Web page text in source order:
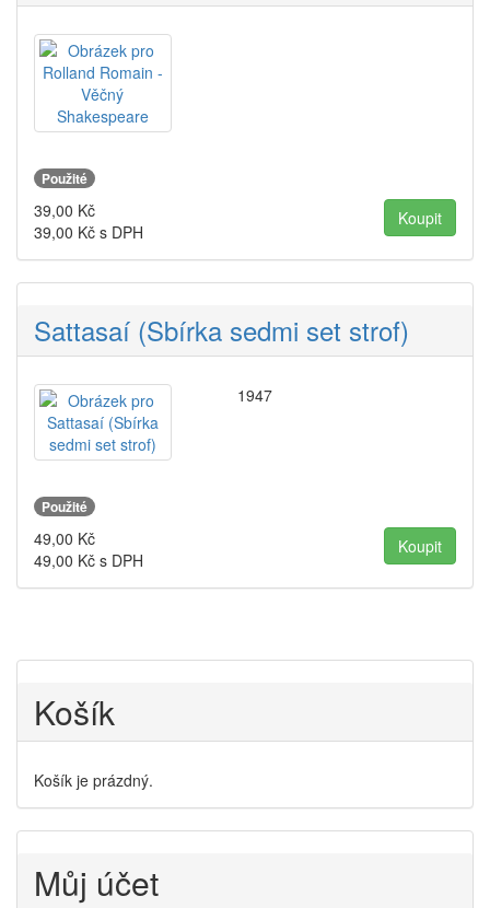
Použité
39,00 Kč
39,00 Kč s DPH
Sattasaí (Sbírka sedmi set strof)
1947
Použité
49,00 Kč
49,00 Kč s DPH
Košík
Košík je prázdný.
Můj účet